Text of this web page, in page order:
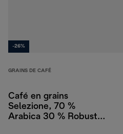
-26%
GRAINS DE CAFÉ
Café en grains
Selezione, 70 %
Arabica 30 % Robusta,